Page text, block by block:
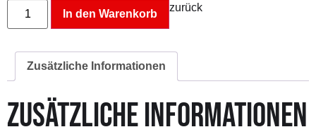
In den Warenkorb
zurück
Zusätzliche Informationen
ZUSÄTZLICHE INFORMATIONEN